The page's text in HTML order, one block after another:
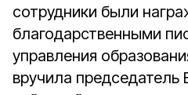
сотрудники были
благодарственными
управления
вручила председатель